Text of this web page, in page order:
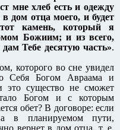
мне хлеб есть и одежду
дом отца моего, и будет
камень, который я
Божиим; и из всего,
Тебе десятую часть».
которого во сне увидел
Себя Богом Авраама и
это существо не сможет
Богом и с которым
обет? В договоре: если
в планируемом пути,
вернет в дом отца, т. е.